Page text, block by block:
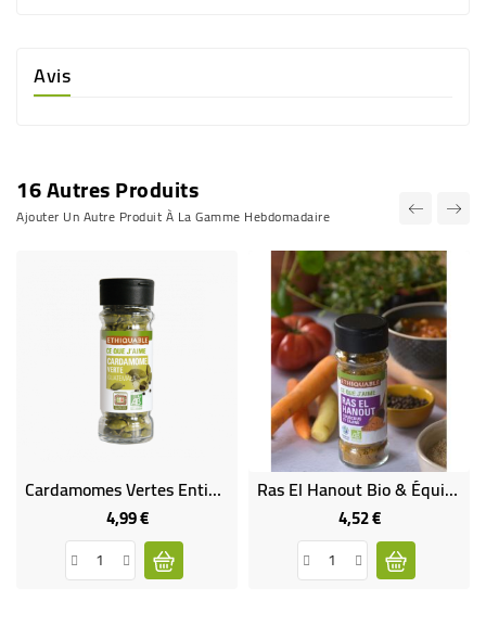
Avis
16 Autres Produits
Ajouter Un Autre Produit À La Gamme Hebdomadaire
Cardamomes Vertes Entières Bio & Équitable
4,99 €Prix
Ras El Hanout Bio & Équitable
4,52 €Prix